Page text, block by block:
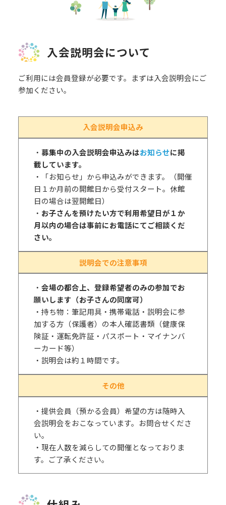
入会説明会について
ご利用には会員登録が必要です。まずは入会説明会にご
参加ください。
入会説明会申込み
・ 募集中の入会説明会申込みはお知らせに掲
載しています。
・「お知らせ」から申込みができます。（開催
日１か月前の開館日から受付スタート。休館
日の場合は翌開館日）
・ お子さんを預けたい方で利用希望日が１か
月以内の場合は事前にお電話にてご相談くだ
さい。
説明会での注意事項
・ 会場の都合上、登録希望者のみの参加でお
願いします（お子さんの同席可）
・持ち物：筆記用具・携帯電話・説明会に参
加する方（保護者）の本人確認書類（健康保
険証・運転免許証・パスポート・マイナンバ
ーカード等）
・説明会は約１時間です。
その他
・提供会員（預かる会員）希望の方は随時入
会説明会をおこなっています。お問合せくださ
い。
・現在人数を減らしての開催となっておりま
す。ご了承ください。